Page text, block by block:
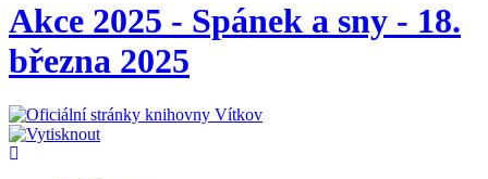
Akce 2025 - Spánek a sny - 18.
března 2025